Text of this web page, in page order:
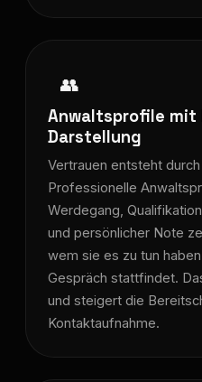
👥
Anwaltsprofile mit
Darstellung
Vertrauen entsteht
Professionelle
Werdegang,
und persönlicher Note
wem sie es zu tun
Gespräch stattfindet.
und steigert die
Kontaktaufnahme.